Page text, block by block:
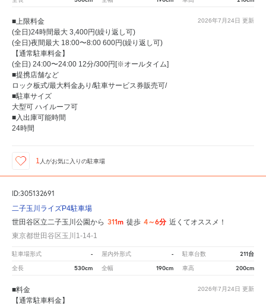
2026年7月24日 更新
■上限料金
(全日)24時間最大 3,400円(繰り返し可)
(全日)夜間最大 18:00〜8:00 600円(繰り返し可)
【通常駐車料金】
(全日) 24:00〜24:00 12分/300円[※オールタイム]
■提携店舗など
ロック板式/最大料金あり/駐車サービス券販売可/
■駐車サイズ
大型可 ハイルーフ可
■入出庫可能時間
24時間
1 人がお気に入りの駐車場
ID:305132691
二子玉川ライズP4駐車場
世田谷区立二子玉川公園から 311m 徒歩 4～6分 近くてオススメ！
東京都世田谷区玉川1-14-1
駐車場形式 - 屋内外形式 - 駐車台数 211台
全長 530cm 全幅 190cm 車高 200cm
2026年7月24日 更新
■料金
【通常駐車料金】